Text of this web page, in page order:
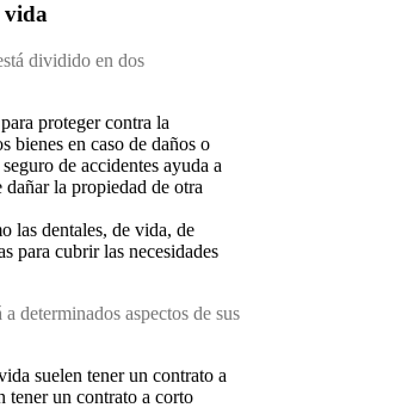
vida
dividido en dos
proteger contra la
bienes en caso de daños o
de accidentes ayuda a
la propiedad de otra
las dentales, de vida, de
para cubrir las necesidades
determinados aspectos de sus
suelen tener un contrato a
tener un contrato a corto